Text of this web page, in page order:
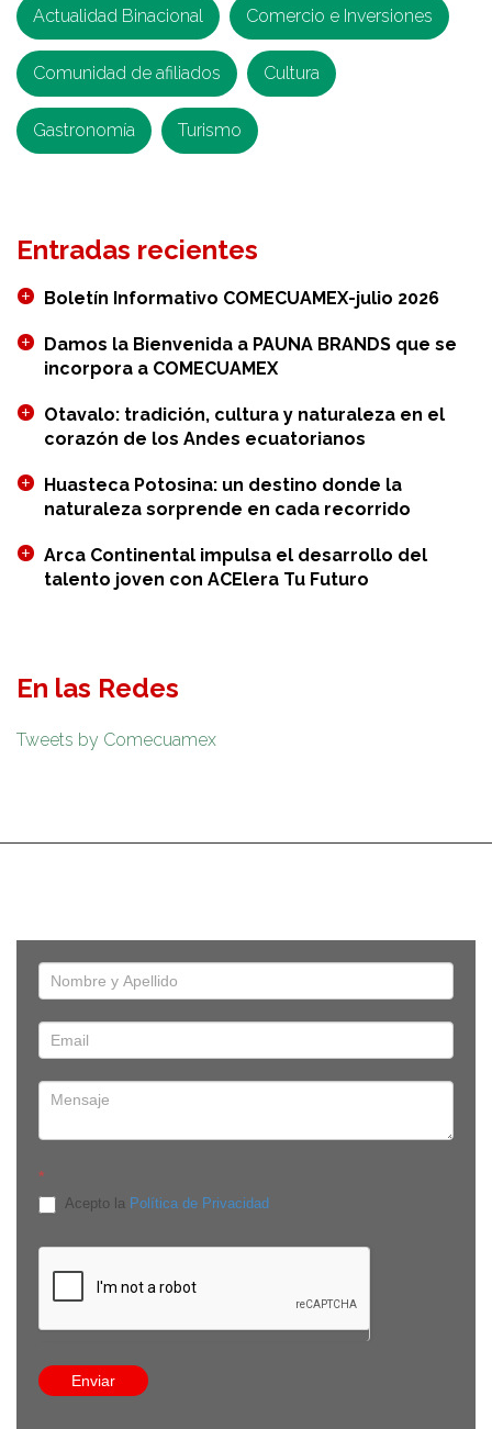
político
y
económico
del
Actualidad Binacional Comercio e Inversiones
Comunidad de afiliados Cultura
Gastronomía Turismo
Entradas recientes
Boletín Informativo COMECUAMEX-julio 2026
Damos la Bienvenida a PAUNA BRANDS que se
incorpora a COMECUAMEX
Otavalo: tradición, cultura y naturaleza en el
corazón de los Andes ecuatorianos
Huasteca Potosina: un destino donde la
naturaleza sorprende en cada recorrido
Arca Continental impulsa el desarrollo del
talento joven con ACElera Tu Futuro
En las Redes
Tweets by Comecuamex
Los Shyris, piso 8, oficina 8C. Quito, Pichincha - Ecuador
*
Acepto la Política de Privacidad
Enviar